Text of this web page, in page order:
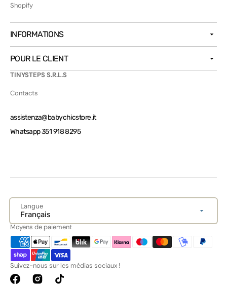
Shopify
INFORMATIONS
POUR LE CLIENT
TINYSTEPS S.R.L.S
Contacts
assistenza@babychicstore.it
Whatsapp 351 918 8295
Langue
Français
Moyens de paiement
Suivez-nous sur les médias sociaux !
FacebookInstagramTikTok